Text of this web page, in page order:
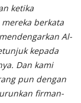
ketika
berkata
Al-
kepada
Dan kami
pun dengan
firman-